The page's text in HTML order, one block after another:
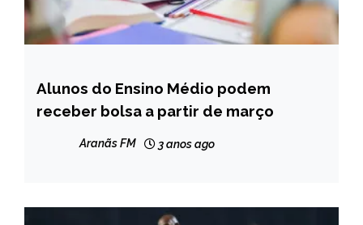
BRASIL
NOTÍCIAS
Alunos do Ensino Médio podem
receber bolsa a partir de março
Aranãs FM 3 anos ago